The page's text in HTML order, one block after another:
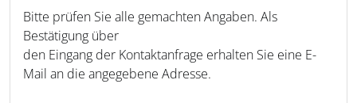
Bitte prüfen Sie alle gemachten Angaben. Als
Bestätigung über
den Eingang der Kontaktanfrage erhalten Sie eine E-
Mail an die angegebene Adresse.